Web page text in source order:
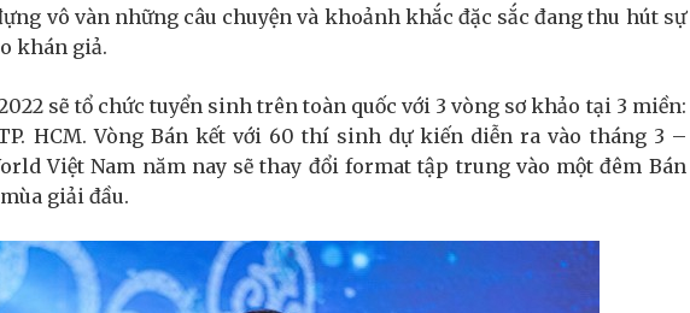
vô vàn những câu chuyện và khoảnh khắc đặc sắc đang thu hút sự
khán giả.
sẽ tổ chức tuyển sinh trên toàn quốc với 3 vòng sơ khảo tại 3 miền:
HCM. Vòng Bán kết với 60 thí sinh dự kiến diễn ra vào tháng 3 –
Việt Nam năm nay sẽ thay đổi format tập trung vào một đêm Bán
giải đầu.